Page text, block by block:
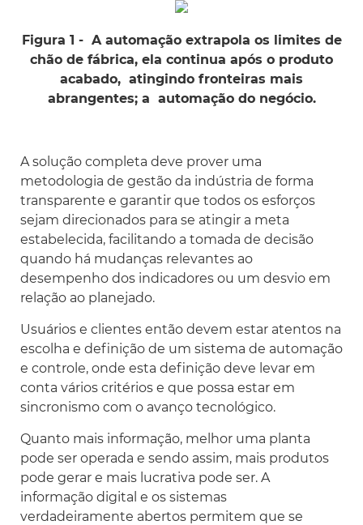
Figura 1 -A automação extrapola os limites de
chão de fábrica, ela continua após o produto
acabado, atingindo fronteiras mais
abrangentes; a automação do negócio.
A solução completa deve prover uma
metodologia de gestão da indústria de forma
transparente e garantir que todos os esforços
sejam direcionados para se atingir a meta
estabelecida, facilitando a tomada de decisão
quando há mudanças relevantes ao
desempenho dos indicadores ou um desvio em
relação ao planejado.
Usuários e clientes então devem estar atentos na
escolha e definição de um sistema de automação
e controle, onde esta definição deve levar em
conta vários critérios e que possa estar em
sincronismo com o avanço tecnológico.
Quanto mais informação, melhor uma planta
pode ser operada e sendo assim, mais produtos
pode gerar e mais lucrativa pode ser. A
informação digital e os sistemas
verdadeiramente abertos permitem que se